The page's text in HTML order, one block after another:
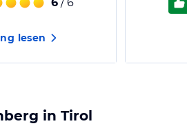
lesen
in Tirol